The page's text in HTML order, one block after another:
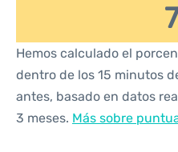
Hemos calculado el
dentro de los 15 minutos
antes, basado en datos
3 meses. Más sobre